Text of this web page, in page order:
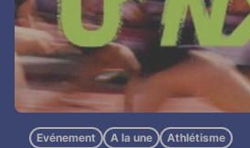
Evénement A la une Athlétisme